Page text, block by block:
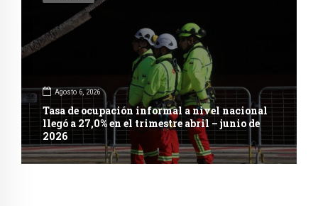
Agosto 6, 2026
Tasa de ocupación informal a nivel nacional
llegó a 27,0% en el trimestre abril – junio de
2026